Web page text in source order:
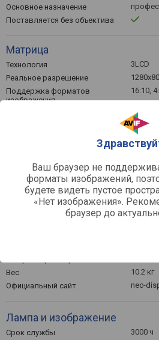
Ваш браузер не
форматы изображений,
будете видеть пустое
«Нет изображения».
браузер до
Основное назначение
Поставляется без объектива
Матрица
Технология
3LCD
Реальное разрешение
Поддержка форматов
изображения
16:10,
Функции и возможности
Общее
Уровень шума (номинально)
39 дБ
Уровень шума (эконом /
33 дБ
Вес
10.2 кг
Официальный сайт
nec-
Лампа и изображение
Срок службы
3000 ч